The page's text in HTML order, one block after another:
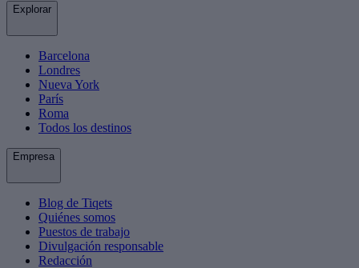
Explorar
Barcelona
Londres
Nueva York
París
Roma
Todos los destinos
Empresa
Blog de Tiqets
Quiénes somos
Puestos de trabajo
Divulgación responsable
Redacción